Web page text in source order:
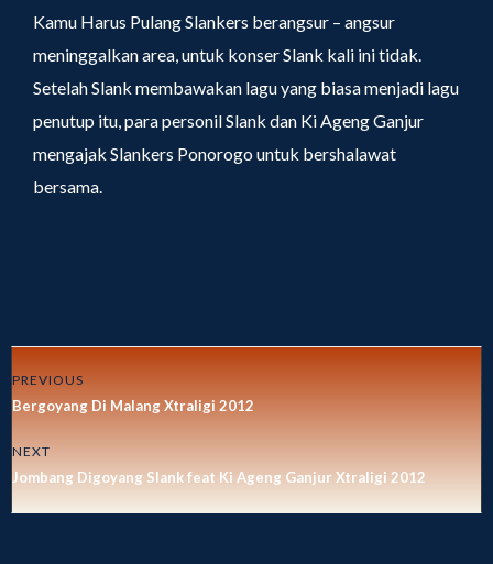
Kamu Harus Pulang Slankers berangsur – angsur
meninggalkan area, untuk konser Slank kali ini tidak.
Setelah Slank membawakan lagu yang biasa menjadi lagu
penutup itu, para personil Slank dan Ki Ageng Ganjur
mengajak Slankers Ponorogo untuk bershalawat
bersama.
PREVIOUS
Bergoyang Di Malang Xtraligi 2012
NEXT
Jombang Digoyang Slank feat Ki Ageng Ganjur Xtraligi 2012